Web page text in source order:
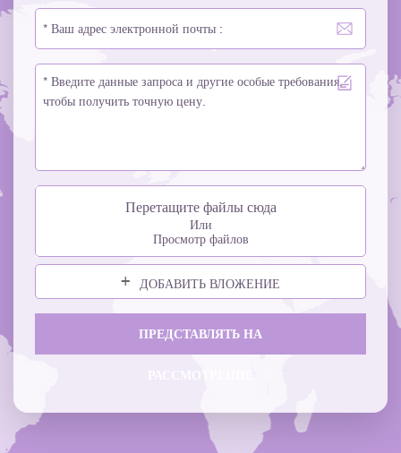
Перетащите файлы сюда
Или
Просмотр файлов
ДОБАВИТЬ ВЛОЖЕНИЕ
ПРЕДСТАВЛЯТЬ НА